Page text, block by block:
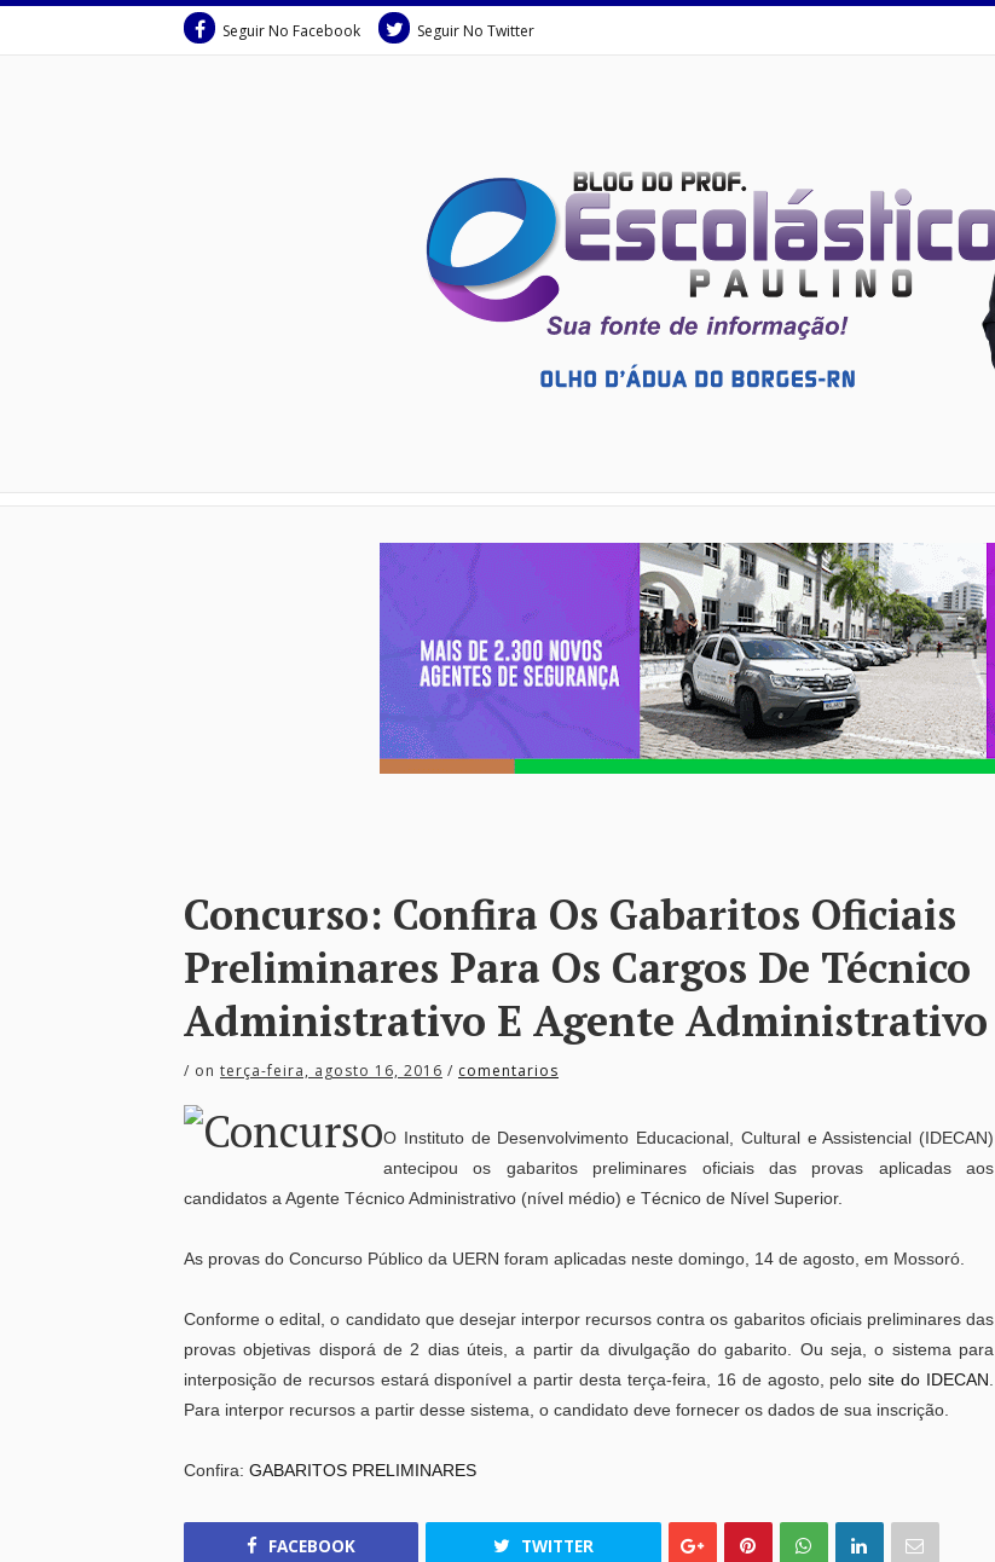
Seguir No Facebook Seguir No Twitter
Concurso: Confira Os Gabaritos Oficiais
Preliminares Para Os Cargos De Técnico
Administrativo E Agente Administrativo
/ on terça-feira, agosto 16, 2016 / comentarios
O Instituto de Desenvolvimento Educacional, Cultural e Assistencial (IDECAN)
antecipou os gabaritos preliminares oficiais das provas aplicadas aos
candidatos a Agente Técnico Administrativo (nível médio) e Técnico de Nível Superior.
As provas do Concurso Público da UERN foram aplicadas neste domingo, 14 de agosto, em Mossoró.
Conforme o edital, o candidato que desejar interpor recursos contra os gabaritos oficiais preliminares das
provas objetivas disporá de 2 dias úteis, a partir da divulgação do gabarito. Ou seja, o sistema para
interposição de recursos estará disponível a partir desta terça-feira, 16 de agosto, pelosite do IDECAN.
Para interpor recursos a partir desse sistema, o candidato deve fornecer os dados de sua inscrição.
Confira: GABARITOS PRELIMINARES
FACEBOOK TWITTER